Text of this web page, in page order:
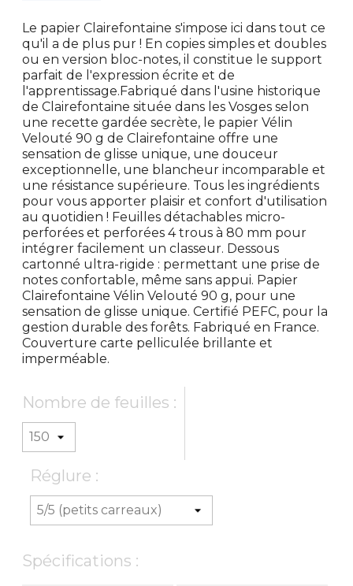
Le papier Clairefontaine s'impose ici dans tout ce
qu'il a de plus pur ! En copies simples et doubles
ou en version bloc-notes, il constitue le support
parfait de l'expression écrite et de
l'apprentissage.Fabriqué dans l'usine historique
de Clairefontaine située dans les Vosges selon
une recette gardée secrète, le papier Vélin
Velouté 90 g de Clairefontaine offre une
sensation de glisse unique, une douceur
exceptionnelle, une blancheur incomparable et
une résistance supérieure. Tous les ingrédients
pour vous apporter plaisir et confort d'utilisation
au quotidien ! Feuilles détachables micro-
perforées et perforées 4 trous à 80 mm pour
intégrer facilement un classeur. Dessous
cartonné ultra-rigide : permettant une prise de
notes confortable, même sans appui. Papier
Clairefontaine Vélin Velouté 90 g, pour une
sensation de glisse unique. Certifié PEFC, pour la
gestion durable des forêts. Fabriqué en France.
Couverture carte pelliculée brillante et
imperméable.
Nombre de feuilles :
Réglure :
Spécifications :